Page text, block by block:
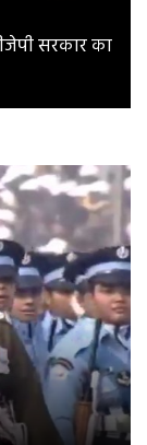
सरकार का